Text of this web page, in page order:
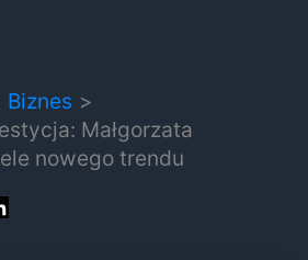
Biznes
Małgorzata
nowego trendu